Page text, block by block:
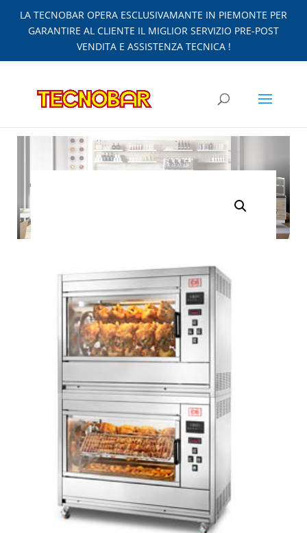
LA TECNOBAR OPERA ESCLUSIVAMANTE IN PIEMONTE PER
GARANTIRE AL CLIENTE IL MIGLIOR SERVIZIO PRE-POST
VENDITA E ASSISTENZA TECNICA !